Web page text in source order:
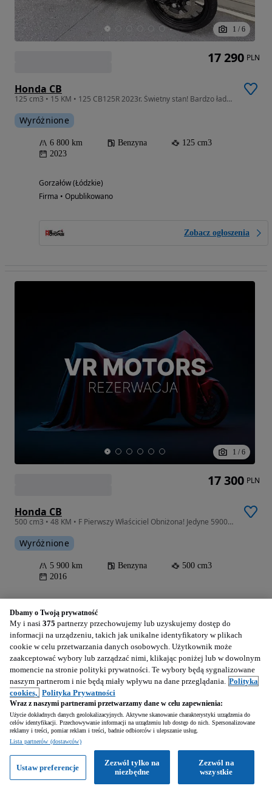
1 / 6
Honda CB
125 cm3 • 15 KM • 125 CB125R 2023r. Świetny stan! Bardzo ładna! RATY!
Wyróżnione
6 800 km Benzyna
125 cm3
2023
Gorzałów (Łódzkie)
Firma • Opublikowano
Zobacz ogłoszenia
17 290 PLN
1 / 6
Honda CB
500 cm3 • 48 KM • F Pierwszy Właściciel Obniżona! Jedyne 5900km Raty Transport Gwarancja
Wyróżnione
5 900 km Benzyna
500 cm3
2016
Firma • Opublikowano
Zobacz ogłoszenia
17 300 PLN
4 500 PLN
Dbamy o Twoją prywatność
My i nasi 375 partnerzy przechowujemy lub uzyskujemy dostęp do
informacji na urządzeniu, takich jak unikalne identyfikatory w plikach
cookie w celu przetwarzania danych osobowych. Użytkownik może
zaakceptować wybory lub zarządzać nimi, klikając poniżej lub w dowolnym
momencie na stronie polityki prywatności. Te wybory będą sygnalizowane
naszym partnerom i nie będą miały wpływu na dane przeglądania. Polityka
cookies, Polityka Prywatności
Wraz z naszymi partnerami przetwarzamy dane w celu zapewnienia:
Użycie dokładnych danych geolokalizacyjnych. Aktywne skanowanie charakterystyki urządzenia do
celów identyfikacji. Przechowywanie informacji na urządzeniu lub dostęp do nich. Spersonalizowane
reklamy i treści, pomiar reklam i treści, badnie odbiorców i ulepszanie usług.
Lista partnerów (dostawców)
Zezwól na
wszystkie
Zezwól tylko na
niezbędne
Ustaw preferencje